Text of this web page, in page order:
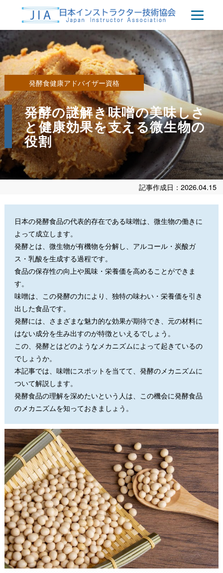
発酵食健康アドバイザー資格
発酵の謎解き味噌の美味しさ
と健康効果を支える微生物の
役割
記事作成日：2026.04.15
日本の発酵食品の代表的存在である味噌は、微生物の働きに
よって成立します。
発酵とは、微生物が有機物を分解し、アルコール・炭酸ガ
ス・乳酸を生成する過程です。
食品の保存性の向上や風味・栄養価を高めることができま
す。
味噌は、この発酵の力により、独特の味わい・栄養価を引き
出した食品です。
発酵には、さまざまな魅力的な効果が期待でき、元の材料に
はない成分を生み出すのが特徴といえるでしょう。
この、発酵とはどのようなメカニズムによって起きているの
でしょうか。
本記事では、味噌にスポットを当てて、発酵のメカニズムに
ついて解説します。
発酵食品の理解を深めたいという人は、この機会に発酵食品
のメカニズムを知っておきましょう。